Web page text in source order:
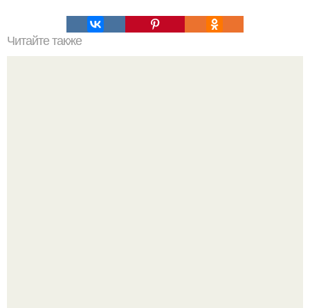
Читайте также